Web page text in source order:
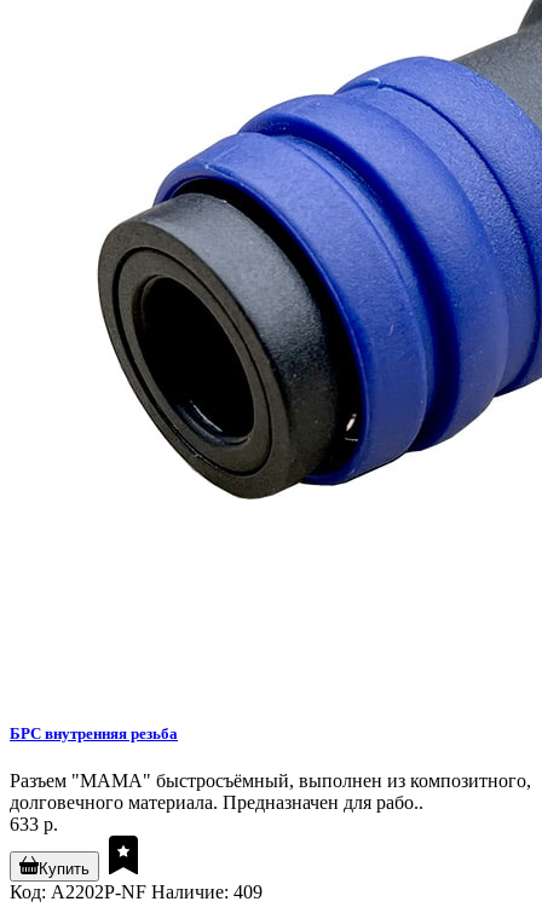
БРС внутренняя резьба
Разъем "МАМА" быстросъёмный, выполнен из композитного,
долговечного материала. Предназначен для рабо..
633 р.
Купить
Код: A2202P-NF Наличие: 409